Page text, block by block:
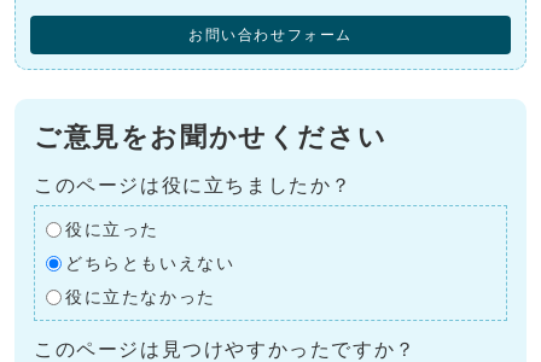
お問い合わせフォーム
ご意見をお聞かせください
このページは役に立ちましたか？
役に立った
どちらともいえない
役に立たなかった
このページは見つけやすかったですか？